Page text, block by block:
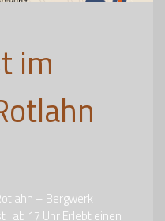
im
– Bergwerk
| ab 17 Uhr Erlebt einen